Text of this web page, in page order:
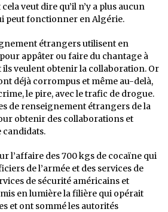
veut dire qu’il n’y a plus aucun
peut fonctionner en Algérie.
étrangers utilisent en
appâter ou faire du chantage à
ils veulent obtenir la collaboration. Or
déjà corrompus et même au-delà,
le pire, avec le trafic de drogue.
de renseignement étrangers de la
obtenir des collaborations et
candidats.
l’affaire des 700 kgs de cocaïne qui
de l’armée et des services de
de sécurité américains et
en lumière la filière qui opérait
et ont sommé les autorités